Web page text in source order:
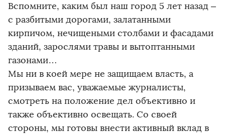
Вспомните, каким был наш город 5 лет назад –
с разбитыми дорогами, залатанными
кирпичом, нечищеными столбами и фасадами
зданий, зарослями травы и вытоптанными
газонами…
Мы ни в коей мере не защищаем власть, а
призываем вас, уважаемые журналисты,
смотреть на положение дел объективно и
также объективно освещать. Со своей
стороны, мы готовы внести активный вклад в